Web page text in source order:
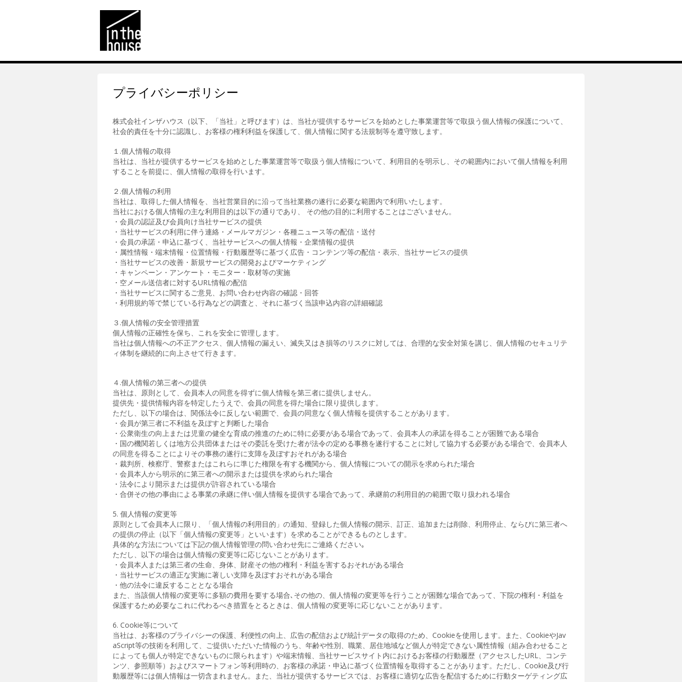
プライバシーポリシー
株式会社インザハウス（以下、「当社」と呼びます）は、当社が提供するサービスを始めとした事業運営等で取扱う個人情報の保護について、
社会的責任を十分に認識し、お客様の権利利益を保護して、個人情報に関する法規制等を遵守致します。
１.個人情報の取得
当社は、当社が提供するサービスを始めとした事業運営等で取扱う個人情報について、利用目的を明示し、その範囲内において個人情報を利用
することを前提に、個人情報の取得を行います。
２.個人情報の利用
当社は、取得した個人情報を、当社営業目的に沿って当社業務の遂行に必要な範囲内で利用いたします。
当社における個人情報の主な利用目的は以下の通りであり、 その他の目的に利用することはございません。
・会員の認証及び会員向け当社サービスの提供
・当社サービスの利用に伴う連絡・メールマガジン・各種ニュース等の配信・送付
・会員の承諾・申込に基づく、当社サービスへの個人情報・企業情報の提供
・属性情報・端末情報・位置情報・行動履歴等に基づく広告・コンテンツ等の配信・表示、当社サービスの提供
・当社サービスの改善・新規サービスの開発およびマーケティング
・キャンペーン・アンケート・モニター・取材等の実施
・空メール送信者に対するURL情報の配信
・当社サービスに関するご意見、お問い合わせ内容の確認・回答
・利用規約等で禁じている行為などの調査と、それに基づく当該申込内容の詳細確認
３.個人情報の安全管理措置
個人情報の正確性を保ち、これを安全に管理します。
当社は個人情報への不正アクセス、個人情報の漏えい、滅失又はき損等のリスクに対しては、合理的な安全対策を講じ、個人情報のセキュリテ
ィ体制を継続的に向上させて行きます。
４.個人情報の第三者への提供
当社は、原則として、会員本人の同意を得ずに個人情報を第三者に提供しません。
提供先・提供情報内容を特定したうえで、会員の同意を得た場合に限り提供します。
ただし、以下の場合は、関係法令に反しない範囲で、会員の同意なく個人情報を提供することがあります。
・会員が第三者に不利益を及ぼすと判断した場合
・公衆衛生の向上または児童の健全な育成の推進のために特に必要がある場合であって、会員本人の承諾を得ることが困難である場合
・国の機関若しくは地方公共団体またはその委託を受けた者が法令の定める事務を遂行することに対して協力する必要がある場合で、会員本人
の同意を得ることによりその事務の遂行に支障を及ぼすおそれがある場合
・裁判所、検察庁、警察またはこれらに準じた権限を有する機関から、個人情報についての開示を求められた場合
・会員本人から明示的に第三者への開示または提供を求められた場合
・法令により開示または提供が許容されている場合
・合併その他の事由による事業の承継に伴い個人情報を提供する場合であって、承継前の利用目的の範囲で取り扱われる場合
5. 個人情報の変更等
原則として会員本人に限り、「個人情報の利用目的」の通知、登録した個人情報の開示、訂正、追加または削除、利用停止、ならびに第三者へ
の提供の停止（以下「個人情報の変更等」といいます）を求めることができるものとします。
具体的な方法については下記の個人情報管理の問い合わせ先にご連絡ください｡
ただし、以下の場合は個人情報の変更等に応じないことがあります。
・会員本人または第三者の生命、身体、財産その他の権利・利益を害するおそれがある場合
・当社サービスの適正な実施に著しい支障を及ぼすおそれがある場合
・他の法令に違反することとなる場合
また、当該個人情報の変更等に多額の費用を要する場合､その他の、個人情報の変更等を行うことが困難な場合であって、下院の権利・利益を
保護するため必要なこれに代わるべき措置をとるときは、個人情報の変更等に応じないことがあります。
6. Cookie等について
当社は、お客様のプライバシーの保護、利便性の向上、広告の配信および統計データの取得のため、Cookieを使用します。また、CookieやJav
aScript等の技術を利用して、ご提供いただいた情報のうち、年齢や性別、職業、居住地域など個人が特定できない属性情報（組み合わせること
によっても個人が特定できないものに限られます）や端末情報、当社サービスサイト内におけるお客様の行動履歴（アクセスしたURL、コンテ
ンツ、参照順等）およびスマートフォン等利用時の、お客様の承諾・申込に基づく位置情報を取得することがあります。ただし、Cookie及び行
動履歴等には個人情報は一切含まれません。また、当社が提供するサービスでは、お客様に適切な広告を配信するために行動ターゲティング広